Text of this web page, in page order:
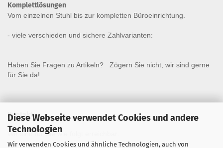
Diese Webseite verwendet Cookies und andere
Technologien
Wir verwenden Cookies und ähnliche Technologien, auch von
Komplettlösungen
Vom einzelnen Stuhl bis zur kompletten Büroeinrichtung.
- viele verschieden und sichere Zahlvarianten:
Haben Sie Fragen zu Artikeln? Zögern Sie nicht, wir sind gerne
für Sie da!
Kontakt
Wir sind für Sie wie folgt erreichbar: